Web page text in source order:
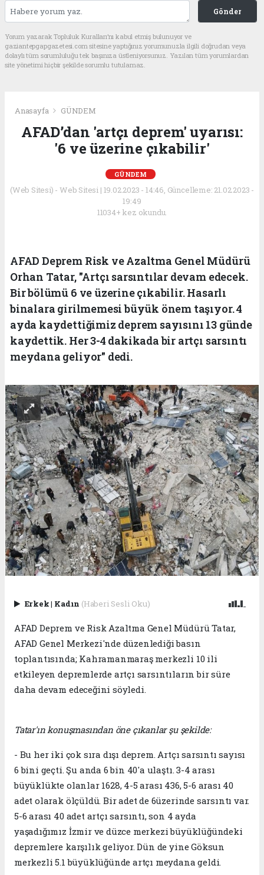
Gönder
Yorum yazarak Topluluk Kuralları’nı kabul etmiş bulunuyor ve
gaziantepgapgazetesi.com sitesine yaptığınız yorumunuzla ilgili doğrudan veya
dolaylı tüm sorumluluğu tek başınıza üstleniyorsunuz. Yazılan tüm yorumlardan
site yönetimi hiçbir şekilde sorumlu tutulamaz.
Anasayfa GÜNDEM
AFAD’dan 'artçı deprem' uyarısı:
'6 ve üzerine çıkabilir'
GÜNDEM
(Web Sitesi) - Web Sitesi | 19.02.2023 - 14:46, Güncelleme: 21.02.2023 -
19:49
11034+ kez okundu.
AFAD Deprem Risk ve Azaltma Genel Müdürü
Orhan Tatar, "Artçı sarsıntılar devam edecek.
Bir bölümü 6 ve üzerine çıkabilir. Hasarlı
binalara girilmemesi büyük önem taşıyor. 4
ayda kaydettiğimiz deprem sayısını 13 günde
kaydettik. Her 3-4 dakikada bir artçı sarsıntı
meydana geliyor" dedi.
Erkek| Kadın (Haberi Sesli Oku)
AFAD Deprem ve Risk Azaltma Genel Müdürü Tatar,
AFAD Genel Merkezi'nde düzenlediği basın
toplantısında; Kahramanmaraş merkezli 10 ili
etkileyen depremlerde artçı sarsıntıların bir süre
daha devam edeceğini söyledi.
Tatar'ın konuşmasından öne çıkanlar şu şekilde:
- Bu her iki çok sıra dışı deprem. Artçı sarsıntı sayısı
6 bini geçti. Şu anda 6 bin 40'a ulaştı. 3-4 arası
büyüklükte olanlar 1628, 4-5 arası 436, 5-6 arası 40
adet olarak ölçüldü. Bir adet de 6üzerinde sarsıntı var.
5-6 arası 40 adet artçı sarsıntı, son 4 ayda
yaşadığımız İzmir ve düzce merkezi büyüklüğündeki
depremlere karşılık geliyor. Dün de yine Göksun
merkezli 5.1 büyüklüğünde artçı meydana geldi.